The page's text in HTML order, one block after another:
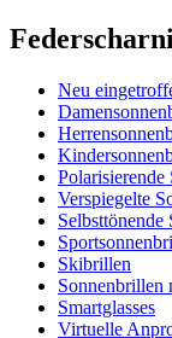
Neu
Polarisierende
Verspiegelte
Selbsttönende
Skibrillen
Sonnenbrillen
Smartglasses
Virtuelle